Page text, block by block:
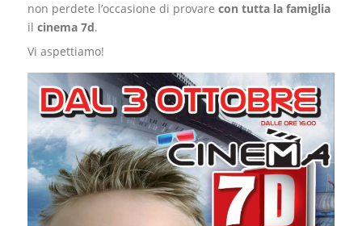
non perdete l’occasione di provarecon tutta la famiglia
ilcinema 7d.
Vi aspettiamo!